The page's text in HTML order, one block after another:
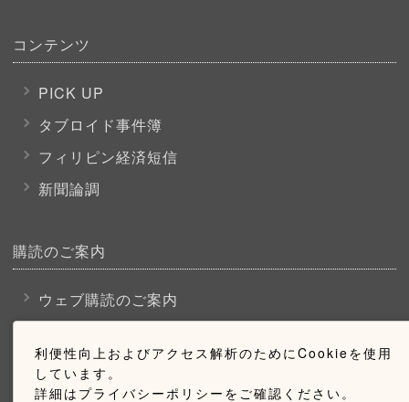
利便性向上およびアクセス解析のためにCookieを使用
しています。
詳細はプライバシーポリシーをご確認ください。
コンテンツ
PICK UP
タブロイド事件簿
フィリピン経済短信
新聞論調
購読のご案内
ウェブ購読のご案内
お問い合わせ